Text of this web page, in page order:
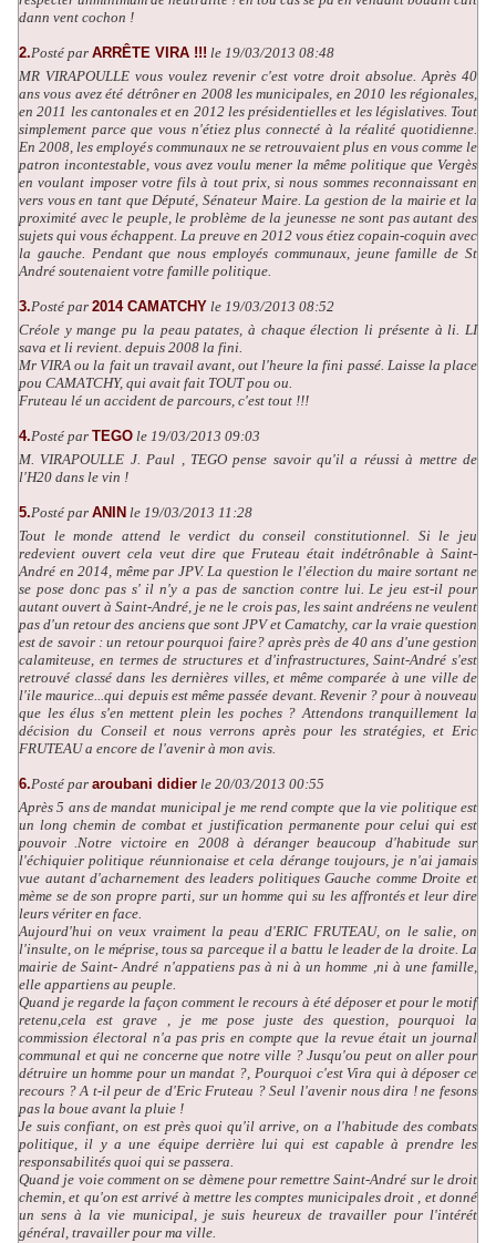
dann vent cochon !
2.Posté par ARRÊTE VIRA !!! le 19/03/2013 08:48
MR VIRAPOULLE vous voulez revenir c'est votre droit absolue. Après 40
ans vous avez été détrôner en 2008 les municipales, en 2010 les régionales,
en 2011 les cantonales et en 2012 les présidentielles et les législatives. Tout
simplement parce que vous n'étiez plus connecté à la réalité quotidienne.
En 2008, les employés communaux ne se retrouvaient plus en vous comme le
patron incontestable, vous avez voulu mener la même politique que Vergès
en voulant imposer votre fils à tout prix, si nous sommes reconnaissant en
vers vous en tant que Député, Sénateur Maire. La gestion de la mairie et la
proximité avec le peuple, le problème de la jeunesse ne sont pas autant des
sujets qui vous échappent. La preuve en 2012 vous étiez copain-coquin avec
la gauche. Pendant que nous employés communaux, jeune famille de St
André soutenaient votre famille politique.
3.Posté par 2014 CAMATCHY le 19/03/2013 08:52
Créole y mange pu la peau patates, à chaque élection li présente à li. LI
sava et li revient. depuis 2008 la fini.
Mr VIRA ou la fait un travail avant, out l'heure la fini passé. Laisse la place
pou CAMATCHY, qui avait fait TOUT pou ou.
Fruteau lé un accident de parcours, c'est tout !!!
4.Posté par TEGO le 19/03/2013 09:03
M. VIRAPOULLE J. Paul , TEGO pense savoir qu'il a réussi à mettre de
l'H20 dans le vin !
5.Posté par ANIN le 19/03/2013 11:28
Tout le monde attend le verdict du conseil constitutionnel. Si le jeu
redevient ouvert cela veut dire que Fruteau était indétrônable à Saint-
André en 2014, même par JPV. La question le l'élection du maire sortant ne
se pose donc pas s' il n'y a pas de sanction contre lui. Le jeu est-il pour
autant ouvert à Saint-André, je ne le crois pas, les saint andréens ne veulent
pas d'un retour des anciens que sont JPV et Camatchy, car la vraie question
est de savoir : un retour pourquoi faire? après près de 40 ans d'une gestion
calamiteuse, en termes de structures et d'infrastructures, Saint-André s'est
retrouvé classé dans les dernières villes, et même comparée à une ville de
l'ile maurice...qui depuis est même passée devant. Revenir ? pour à nouveau
que les élus s'en mettent plein les poches ? Attendons tranquillement la
décision du Conseil et nous verrons après pour les stratégies, et Eric
FRUTEAU a encore de l'avenir à mon avis.
6.Posté par aroubani didier le 20/03/2013 00:55
Après 5 ans de mandat municipal je me rend compte que la vie politique est
un long chemin de combat et justification permanente pour celui qui est
pouvoir .Notre victoire en 2008 à déranger beaucoup d'habitude sur
l'échiquier politique réunnionaise et cela dérange toujours, je n'ai jamais
vue autant d'acharnement des leaders politiques Gauche comme Droite et
mème se de son propre parti, sur un homme qui su les affrontés et leur dire
leurs vériter en face.
Aujourd'hui on veux vraiment la peau d'ERIC FRUTEAU, on le salie, on
l'insulte, on le méprise, tous sa parceque il a battu le leader de la droite. La
mairie de Saint- André n'appatiens pas à ni à un homme ,ni à une famille,
elle appartiens au peuple.
Quand je regarde la façon comment le recours à été déposer et pour le motif
retenu,cela est grave , je me pose juste des question, pourquoi la
commission électoral n'a pas pris en compte que la revue était un journal
communal et qui ne concerne que notre ville ? Jusqu'ou peut on aller pour
détruire un homme pour un mandat ?, Pourquoi c'est Vira qui à déposer ce
recours ? A t-il peur de d'Eric Fruteau ? Seul l'avenir nous dira ! ne fesons
pas la boue avant la pluie !
Je suis confiant, on est près quoi qu'il arrive, on a l'habitude des combats
politique, il y a une équipe derrière lui qui est capable à prendre les
responsabilités quoi qui se passera.
Quand je voie comment on se dèmene pour remettre Saint-André sur le droit
chemin, et qu'on est arrivé à mettre les comptes municipales droit , et donné
un sens à la vie municipal, je suis heureux de travailler pour l'intérét
général, travailler pour ma ville.